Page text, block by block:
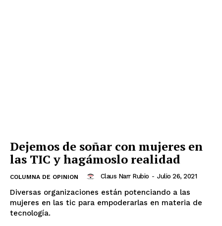
Dejemos de soñar con mujeres en
las TIC y hagámoslo realidad
COLUMNA DE OPINION Claus Narr Rubio - Julio 26, 2021
Diversas organizaciones están potenciando a las
mujeres en las tic para empoderarlas en materia de
tecnología.